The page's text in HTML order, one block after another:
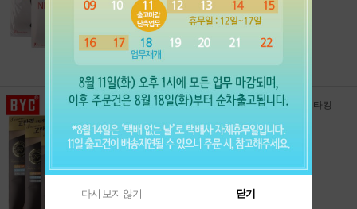
BYC 15D 고탄력 프리미엄 팬티스타킹
2,200원
2,200원: 1개 가격
: 10개 묶음 구매(1개당)
: 30개 묶음 구매(1개당)
다시 보지 않기 닫기